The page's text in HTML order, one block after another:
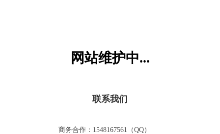
网站维护中...
联系我们
商务合作：1548167561（QQ）